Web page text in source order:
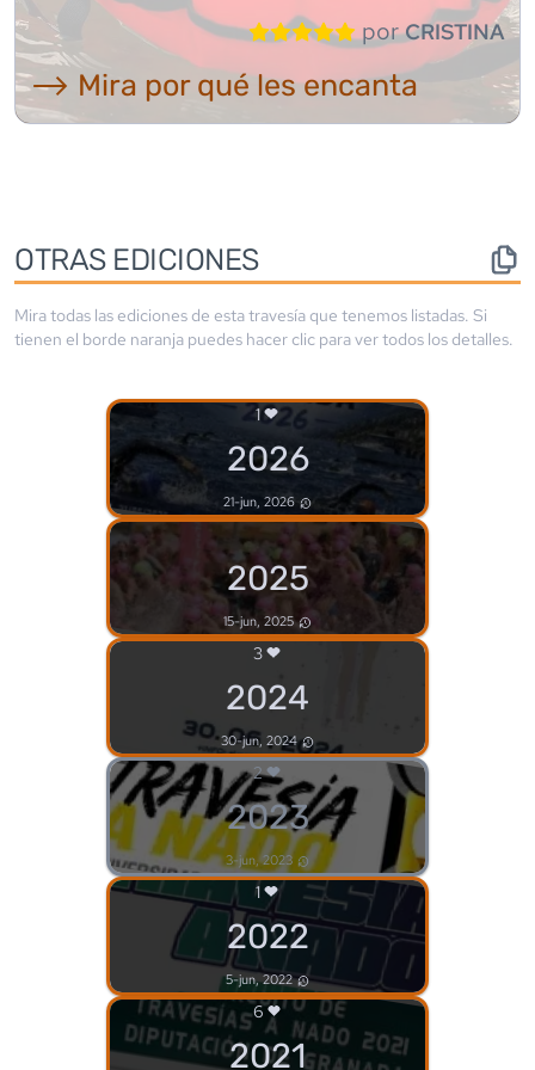
porCRISTINA
⟶ Mira por qué les encanta
OTRAS EDICIONES
Mira todas las ediciones de esta travesía que tenemos listadas. Si
tienen el borde naranja puedes hacer clic para ver todos los detalles.
1
2026
21-jun, 2026
2025
15-jun, 2025
3
2024
30-jun, 2024
2
2023
3-jun, 2023
1
2022
5-jun, 2022
6
2021